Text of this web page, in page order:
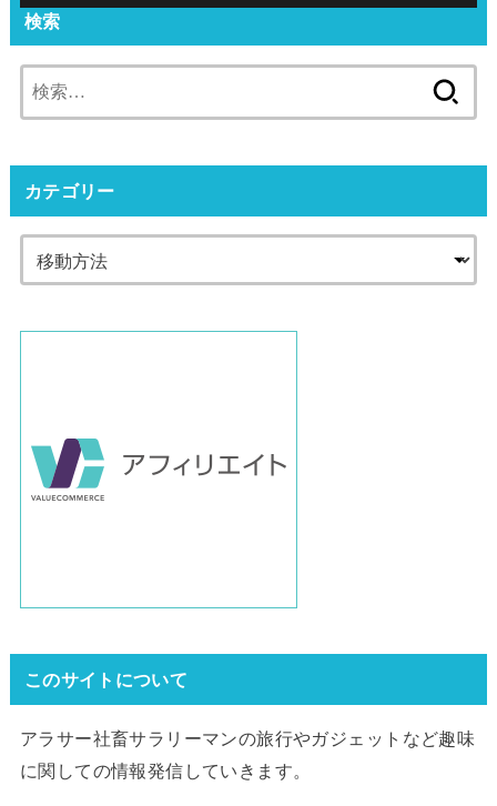
検索
索:
カテゴリー
このサイトについて
アラサー社畜サラリーマンの旅行やガジェットなど趣味
に関しての情報発信していきます。